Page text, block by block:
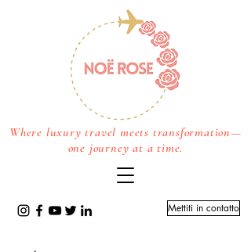
Where luxury travel meets transformation—
one journey at a time.
Mettiti in contatto